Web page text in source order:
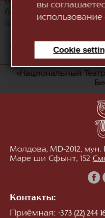
вы
Cookie
блестяща и полна
цветовую палитру
4
«Национальный
Молдова, MD-2012,
Маре ши Сфынт, 152
Контакты:
Приёмная: +373 (22) 244